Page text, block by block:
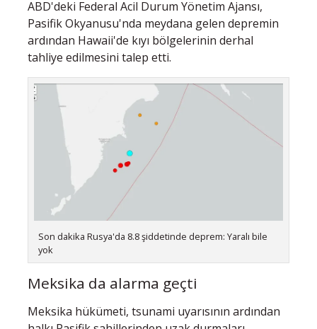
ABD'deki Federal Acil Durum Yönetim Ajansı,
Pasifik Okyanusu'nda meydana gelen depremin
ardından Hawaii'de kıyı bölgelerinin derhal
tahliye edilmesini talep etti.
Son dakika Rusya'da 8.8 şiddetinde deprem: Yaralı bile
yok
Meksika da alarma geçti
Meksika hükümeti, tsunami uyarısının ardından